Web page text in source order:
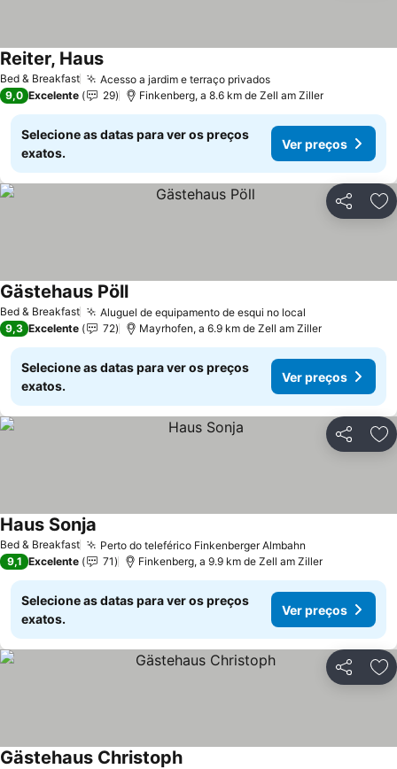
Bed & Breakfast Acesso a jardim e terraço privados
Reiter, Haus
9,0 Excelente 29 Finkenberg, a 8.6 km de Zell am Ziller
Selecione as datas para ver os preços
exatos.
Ver preços
Partilhar
Bed & Breakfast Aluguel de equipamento de esqui no local
Gästehaus Pöll
9,3 Excelente 72 Mayrhofen, a 6.9 km de Zell am Ziller
Selecione as datas para ver os preços
exatos.
Ver preços
Partilhar
Bed & Breakfast Perto do teleférico Finkenberger Almbahn
Haus Sonja
9,1 Excelente 71 Finkenberg, a 9.9 km de Zell am Ziller
Selecione as datas para ver os preços
exatos.
Ver preços
Partilhar
Gästehaus Christoph